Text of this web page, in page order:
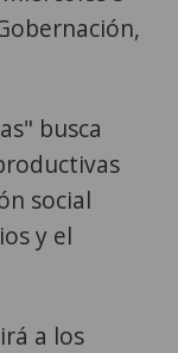
busca
social
y el
a los